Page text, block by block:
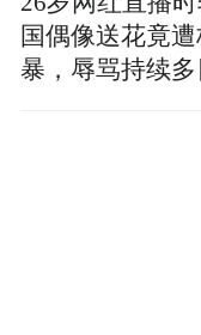
国偶像送花竟
暴，辱骂持续